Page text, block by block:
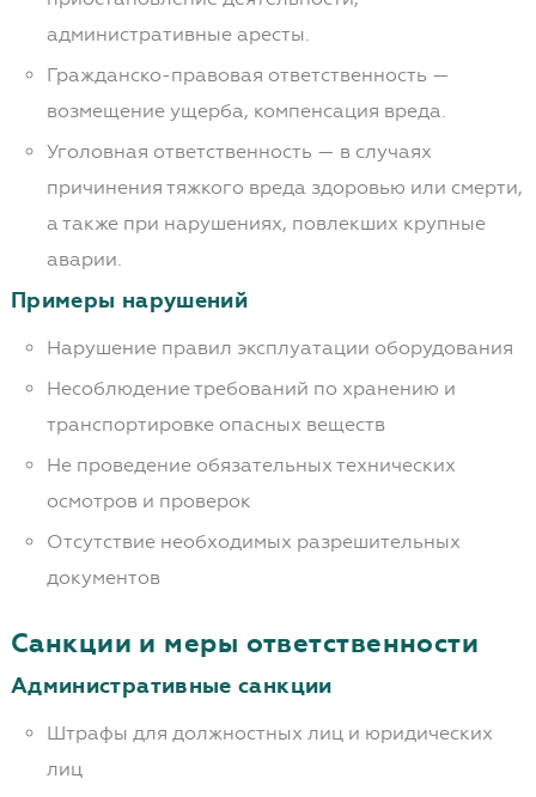
административные аресты.
Гражданско-правовая ответственность —
возмещение ущерба, компенсация вреда.
Уголовная ответственность — в случаях
причинения тяжкого вреда здоровью или смерти,
а также при нарушениях, повлекших крупные
аварии.
Примеры нарушений
Нарушение правил эксплуатации оборудования
Несоблюдение требований по хранению и
транспортировке опасных веществ
Не проведение обязательных технических
осмотров и проверок
Отсутствие необходимых разрешительных
документов
Санкции и меры ответственности
Административные санкции
Штрафы для должностных лиц и юридических
лиц